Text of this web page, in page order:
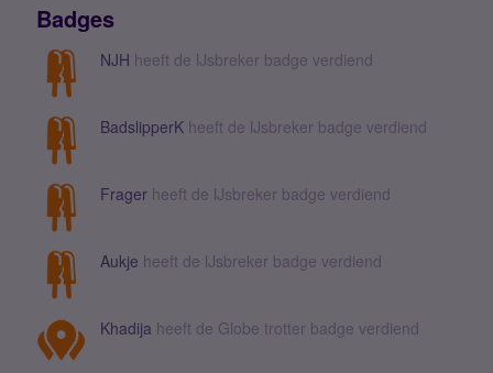
Badges
NJH heeft de IJsbreker badge verdiend
BadslipperK heeft de IJsbreker badge verdiend
Frager heeft de IJsbreker badge verdiend
Aukje heeft de IJsbreker badge verdiend
Khadija heeft de Globe trotter badge verdiend